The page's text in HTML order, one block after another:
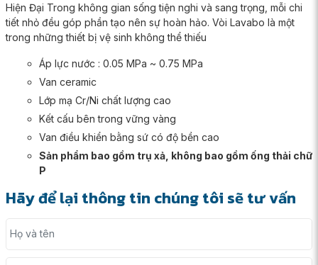
Hiện Đại Trong không gian sống tiện nghi và sang trọng, mỗi chi
tiết nhỏ đều góp phần tạo nên sự hoàn hảo. Vòi Lavabo là một
trong những thiết bị vệ sinh không thể thiếu
Áp lực nước : 0.05 MPa ~ 0.75 MPa
Van ceramic
Lớp mạ Cr/Ni chất lượng cao
Kết cấu bên trong vững vàng
Van điều khiển bằng sứ có độ bền cao
Sản phẩm bao gồm trụ xả, không bao gồm ống thải chữ
P
Hãy để lại thông tin chúng tôi sẽ tư vấn
Họ và tên